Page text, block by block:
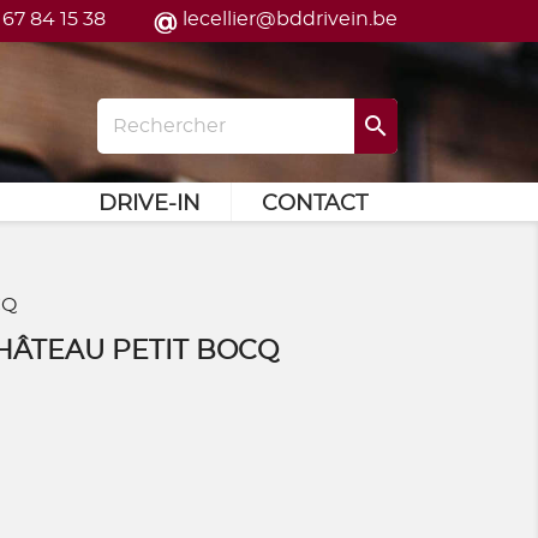
67 84 15 38 lecellier@bddrivein.be
CONTACT
DRIVE-IN

PETIT BOCQ